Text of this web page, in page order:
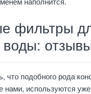
фильтры
воды:
что подобного рода
нами, используются